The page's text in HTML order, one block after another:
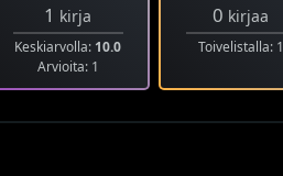
1 kirja
Keskiarvolla: 10.0
Arvioita: 1
0 kirjaa
Toivelistalla: 1